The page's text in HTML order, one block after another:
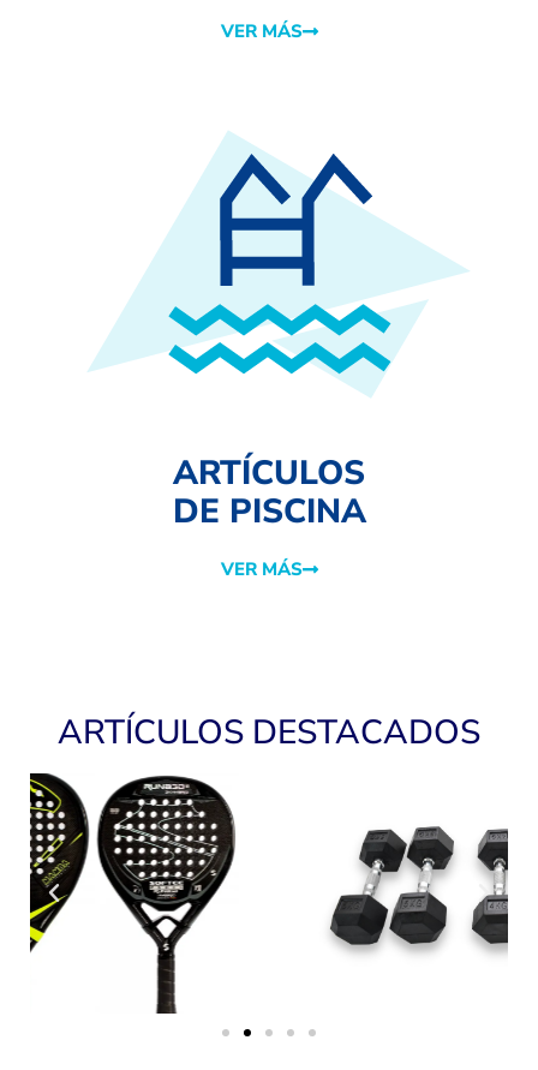
VER MÁS
ARTÍCULOS
DE PISCINA
VER MÁS
ARTÍCULOS DESTACADOS